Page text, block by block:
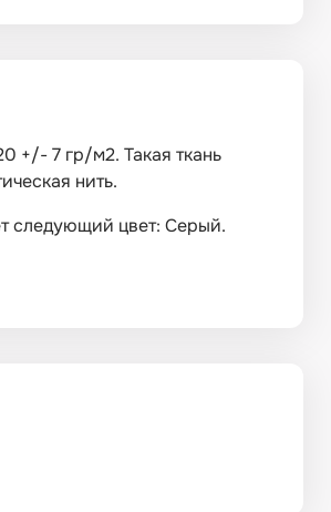
+/- 7 гр/м2. Такая ткань
нить.
следующий цвет: Серый.